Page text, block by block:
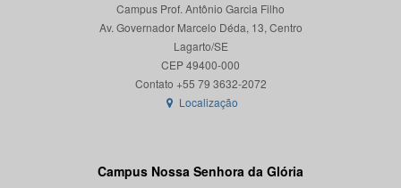
Campus Prof. Antônio Garcia Filho
Av. Governador Marcelo Déda, 13, Centro
Lagarto/SE
CEP 49400-000
Localização
Campus Nossa Senhora da Glória